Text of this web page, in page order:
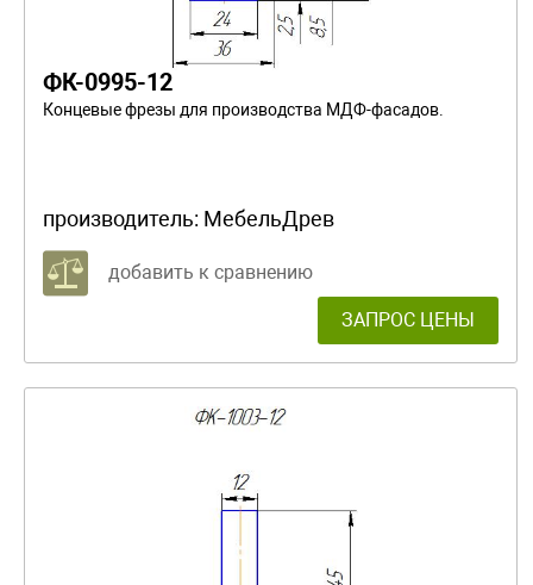
ФК-0995-12
Концевые фрезы для производства МДФ-фасадов.
производитель: МебельДрев
добавить к сравнению
ЗАПРОС ЦЕНЫ